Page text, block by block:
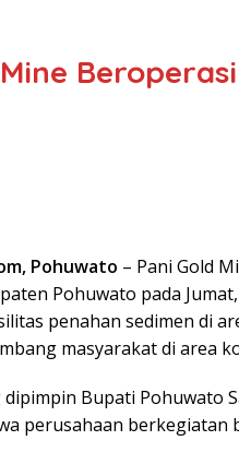
Pohuwato – Pani Gold
Pohuwato pada
penahan sedimen di
masyarakat di area
Bupati Pohuwato
perusahaan